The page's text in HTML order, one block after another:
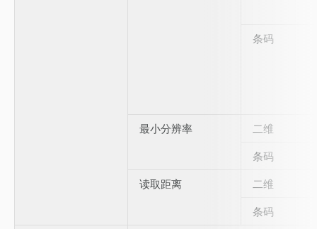
条码
最小分辨率
二维
条码
读取距离
二维
条码